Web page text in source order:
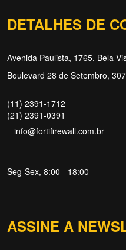
DETALHES DE
Avenida Paulista, 1765, Bela
Boulevard 28 de Setembro,
(11) 2391-1712
(21) 2391-0391
info@fortifirewall.com.br
Seg-Sex, 8:00 - 18:00
ASSINE A